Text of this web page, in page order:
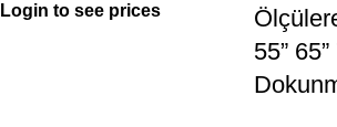
Login to see prices
55” 65”